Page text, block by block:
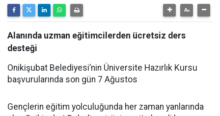
Alanında uzman eğitimcilerden ücretsiz ders
desteği
Onikişubat Belediyesi’nin Üniversite Hazırlık Kursu
başvurularında son gün 7 Ağustos
Gençlerin eğitim yolculuğunda her zaman yanlarında